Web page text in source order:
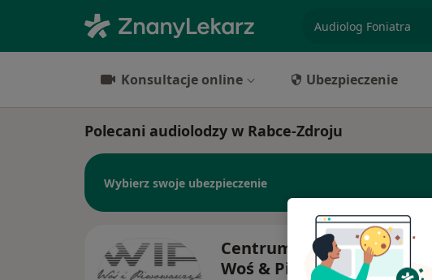
Konsultacje online Ubezpieczenie
Polecani audiolodzy w Rabce-Zdroju
Wybierz swoje ubezpieczenie
Centrum Medyczne
Woś & Piwowarczyk